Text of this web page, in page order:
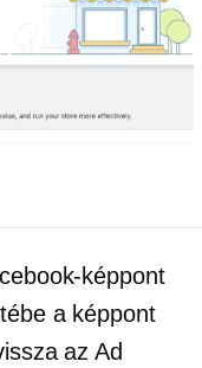
képpont
a képpont
az Ad